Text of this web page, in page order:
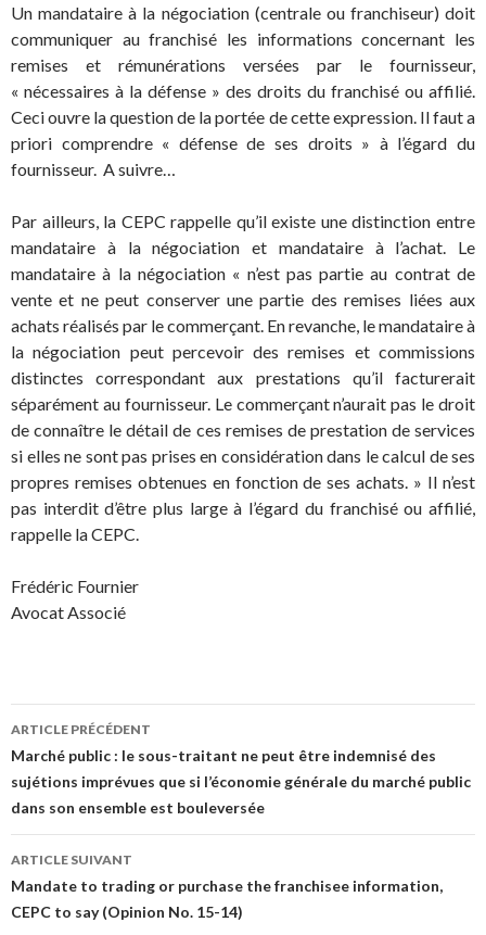
Un mandataire à la négociation (centrale ou franchiseur) doit
communiquer au franchisé les informations concernant les
remises et rémunérations versées par le fournisseur,
« nécessaires à la défense » des droits du franchisé ou affilié.
Ceci ouvre la question de la portée de cette expression. Il faut a
priori comprendre « défense de ses droits » à l’égard du
fournisseur. A suivre…
Par ailleurs, la CEPC rappelle qu’il existe une distinction entre
mandataire à la négociation et mandataire à l’achat. Le
mandataire à la négociation « n’est pas partie au contrat de
vente et ne peut conserver une partie des remises liées aux
achats réalisés par le commerçant. En revanche, le mandataire à
la négociation peut percevoir des remises et commissions
distinctes correspondant aux prestations qu’il facturerait
séparément au fournisseur. Le commerçant n’aurait pas le droit
de connaître le détail de ces remises de prestation de services
si elles ne sont pas prises en considération dans le calcul de ses
propres remises obtenues en fonction de ses achats. » Il n’est
pas interdit d’être plus large à l’égard du franchisé ou affilié,
rappelle la CEPC.
Frédéric Fournier
Avocat Associé
Navigation
des
articles
ARTICLE PRÉCÉDENT
Marché public : le sous-traitant ne peut être indemnisé des
sujétions imprévues que si l’économie générale du marché public
dans son ensemble est bouleversée
ARTICLE SUIVANT
Mandate to trading or purchase the franchisee information,
CEPC to say (Opinion No. 15-14)